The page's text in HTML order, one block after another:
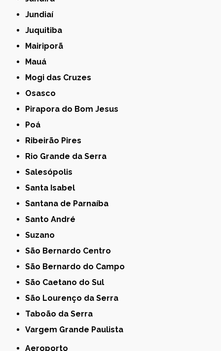
Jundiaí
Juquitiba
Mairiporã
Mauá
Mogi das Cruzes
Osasco
Pirapora do Bom Jesus
Poá
Ribeirão Pires
Rio Grande da Serra
Salesópolis
Santa Isabel
Santana de Parnaíba
Santo André
Suzano
São Bernardo Centro
São Bernardo do Campo
São Caetano do Sul
São Lourenço da Serra
Taboão da Serra
Vargem Grande Paulista
Aeroporto